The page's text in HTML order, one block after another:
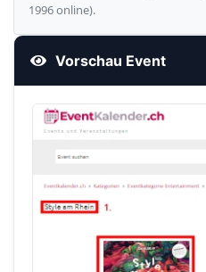
1996 online).
Vorschau Event